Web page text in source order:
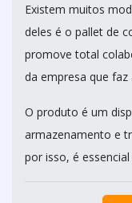
Existem muitos
deles é o pallet de
promove total
da empresa que
O produto é um
armazenamento e
por isso, é